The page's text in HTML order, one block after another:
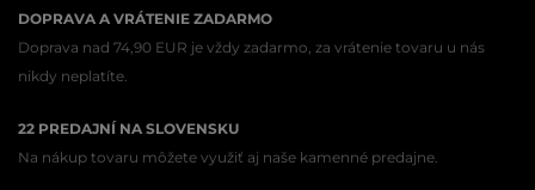
DOPRAVA A VRÁTENIE ZADARMO
Doprava nad 74,90 EUR je vždy zadarmo, za vrátenie tovaru u nás
nikdy neplatíte.
22 PREDAJNÍ NA SLOVENSKU
Na nákup tovaru môžete využiť aj naše kamenné predajne.